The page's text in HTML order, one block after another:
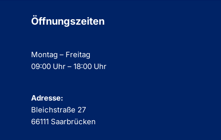
Öffnungszeiten
Montag – Freitag
09:00 Uhr – 18:00 Uhr
Adresse:
Bleichstraße 27
66111 Saarbrücken